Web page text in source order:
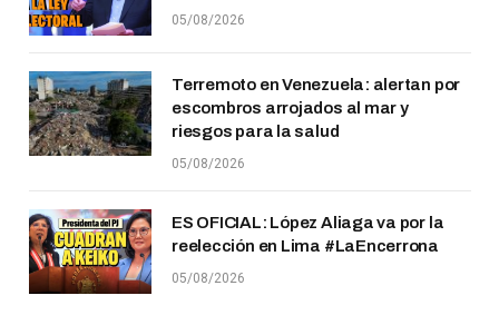
05/08/2026
Terremoto en Venezuela: alertan por
escombros arrojados al mar y
riesgos para la salud
05/08/2026
ES OFICIAL: López Aliaga va por la
reelección en Lima #LaEncerrona
05/08/2026